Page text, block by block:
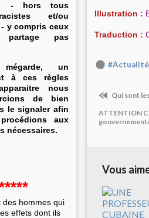
- hors tous
et/ou
y compris ceux
pas
un
à ces règles
nous
de bien
le signaler afin
aux
nécessaires.
des hommes qui
effets dont ils
Illustration :
Traduction :
Qui sont
ATTENTION
Vous